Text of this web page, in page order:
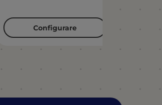
Configurare